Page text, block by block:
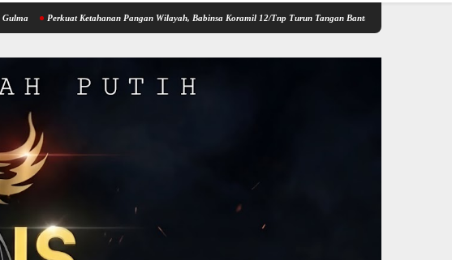
Ketahanan Pangan Wilayah, Babinsa Koramil 12/Tnp Turun Tangan Bantu Warga Panen Bayam